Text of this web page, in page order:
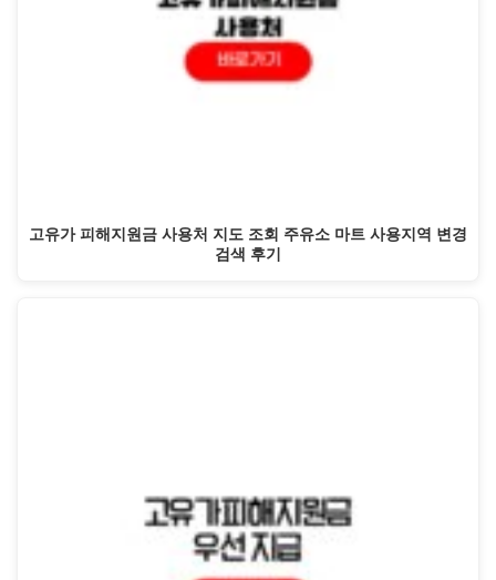
고유가 피해지원금 사용처 지도 조회 주유소 마트 사용지역 변경
검색 후기